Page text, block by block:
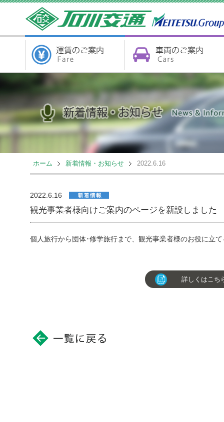
ホーム 新着情報・お知らせ 2022.6.16
2022.6.16
観光事業者様向けご案内のページを新設しました
個人旅行から団体･修学旅行まで、観光事業者様のお役に立
詳しくはこち